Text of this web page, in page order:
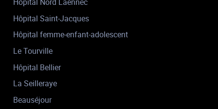
Hôpital Saint-Jacques
Hôpital femme-enfant-adolescent
Le Tourville
Hôpital Bellier
La Seilleraye
Beauséjour